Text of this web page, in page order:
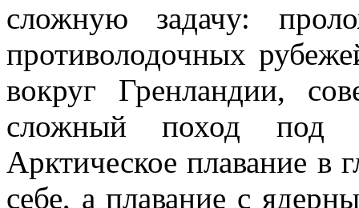
сложную задачу:
противолодочных
вокруг Гренландии,
сложный поход под
Арктическое плавание в
себе, а плавание с